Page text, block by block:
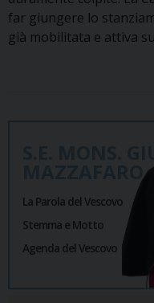
far giungere lo
già mobilitata e attiva
S.E. MONS.
MAZZAFARO
La Parola del Vescovo
Stemma e Motto
Agenda del Vescovo